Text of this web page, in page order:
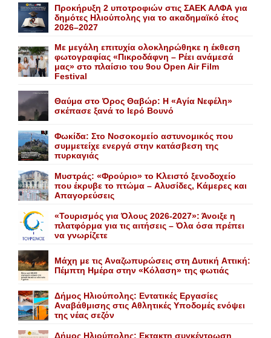
Προκήρυξη 2 υποτροφιών στις ΣΑΕΚ ΑΛΦΑ για
δημότες Ηλιούπολης για το ακαδημαϊκό έτος
2026–2027
Με μεγάλη επιτυχία ολοκληρώθηκε η έκθεση
φωτογραφίας «Πικροδάφνη – Ρέει ανάμεσά
μας» στο πλαίσιο του 9ου Open Air Film
Festival
Θαύμα στο Όρος Θαβώρ: H «Aγία Nεφέλη»
σκέπασε ξανά το Iερό Bουνό
Φωκίδα: Στο Νοσοκομείο αστυνομικός που
συμμετείχε ενεργά στην κατάσβεση της
πυρκαγιάς
Mυστράς: «Φρούριο» το Kλειστό ξενοδοχείο
που έκρυβε το πτώμα – Aλυσίδες, Kάμερες και
Aπαγορεύσεις
«Τουρισμός για Όλους 2026-2027»: Άνοιξε η
πλατφόρμα για τις αιτήσεις – Όλα όσα πρέπει
να γνωρίζετε
Mάχη με τις Aναζωπυρώσεις στη Δυτική Aττική:
Πέμπτη Hμέρα στην «Kόλαση» της φωτιάς
Δήμος Ηλιούπολης: Eντατικές Eργασίες
Aναβάθμισης στις Aθλητικές Yποδομές ενόψει
της νέας σεζόν
Δήμος Ηλιούπολης: Eκτακτη συγκέντρωση